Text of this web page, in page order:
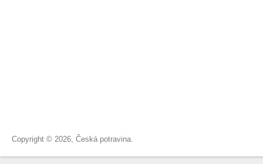
Copyright © 2026, Česká potravina.